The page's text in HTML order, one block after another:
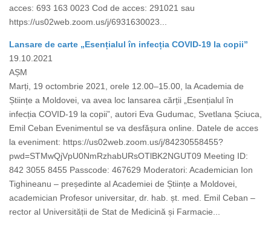
acces: 693 163 0023 Cod de acces: 291021 sau
https://us02web.zoom.us/j/6931630023...
Lansare de carte „Esențialul în infecția COVID-19 la copii”
19.10.2021
AȘM
Marți, 19 octombrie 2021, orele 12.00–15.00, la Academia de
Științe a Moldovei, va avea loc lansarea cărții „Esențialul în
infecția COVID-19 la copii”, autori Eva Gudumac, Svetlana Șciuca,
Emil Ceban Evenimentul se va desfășura online. Datele de acces
la eveniment: https://us02web.zoom.us/j/84230558455?
pwd=STMwQjVpU0NmRzhabURsOTlBK2NGUT09 Meeting ID:
842 3055 8455 Passcode: 467629 Moderatori: Academician Ion
Tighineanu – președinte al Academiei de Științe a Moldovei,
academician Profesor universitar, dr. hab. șt. med. Emil Ceban –
rector al Universității de Stat de Medicină și Farmacie...